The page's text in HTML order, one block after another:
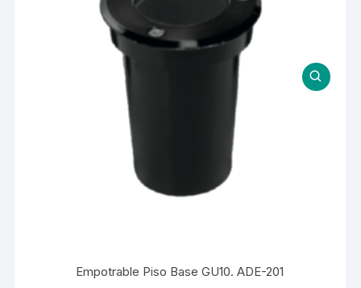
Empotrable Piso Base GU10. ADE-201